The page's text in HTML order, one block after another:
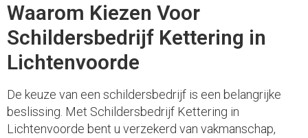
Waarom Kiezen Voor
Schildersbedrijf Kettering in
Lichtenvoorde
De keuze van een schildersbedrijf is een belangrijke
beslissing. Met Schildersbedrijf Kettering in
Lichtenvoorde bent u verzekerd van vakmanschap,